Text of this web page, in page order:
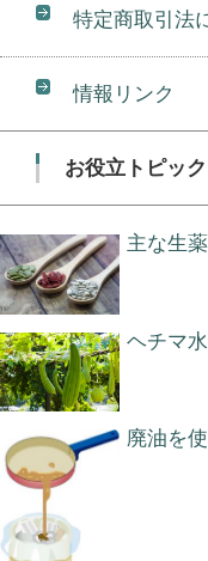
特定商取引法
情報リンク
お役立トピック
主な生
ヘチマ
廃油を